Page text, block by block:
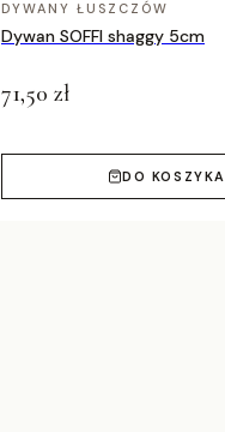
DYWANY ŁUSZCZÓW
Dywan SOFFI shaggy 5cm
71,50 zł
DO KOSZYKA